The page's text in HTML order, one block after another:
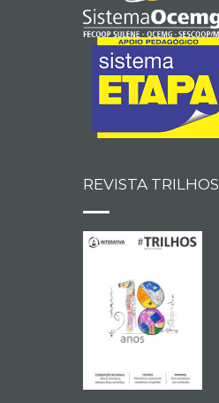
REVISTA TRILHOS